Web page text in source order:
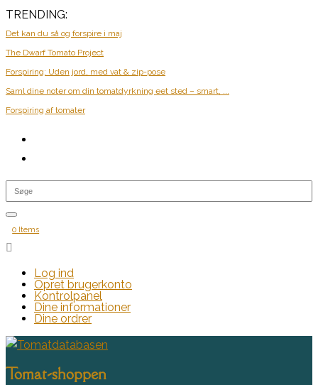
TRENDING:
Det kan du så og forspire i maj
The Dwarf Tomato Project
Forspiring: Uden jord, med vat & zip-pose
Saml dine noter om din tomatdyrkning eet sted – smart, ...
Forspiring af tomater
0 Items

Log ind
Opret brugerkonto
Kontrolpanel
Dine informationer
Dine ordrer
Tomat-shoppen